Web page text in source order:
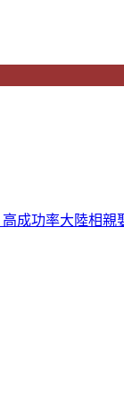
高成功率大陸相親